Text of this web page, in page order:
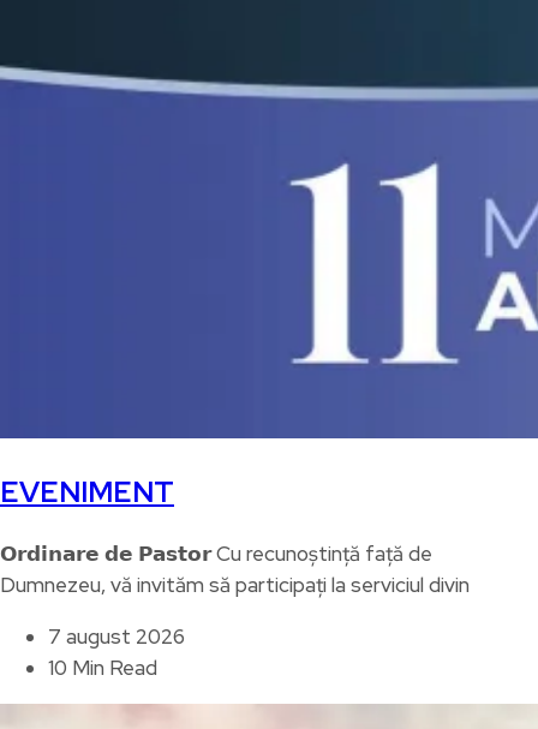
EVENIMENT
𝗢𝗿𝗱𝗶𝗻𝗮𝗿𝗲 𝗱𝗲 𝗣𝗮𝘀𝘁𝗼𝗿 Cu recunoștință față de
Dumnezeu, vă invităm să participați la serviciul divin
7 august 2026
10 Min Read